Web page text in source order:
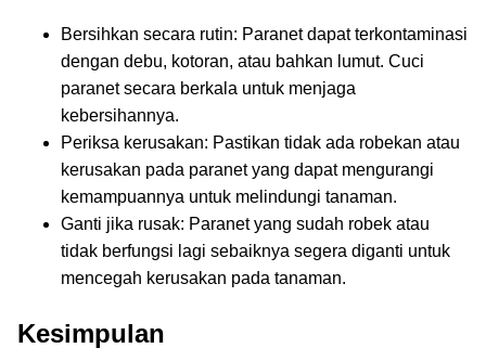
Bersihkan secara rutin: Paranet dapat terkontaminasi
dengan debu, kotoran, atau bahkan lumut. Cuci
paranet secara berkala untuk menjaga
kebersihannya.
Periksa kerusakan: Pastikan tidak ada robekan atau
kerusakan pada paranet yang dapat mengurangi
kemampuannya untuk melindungi tanaman.
Ganti jika rusak: Paranet yang sudah robek atau
tidak berfungsi lagi sebaiknya segera diganti untuk
mencegah kerusakan pada tanaman.
Kesimpulan